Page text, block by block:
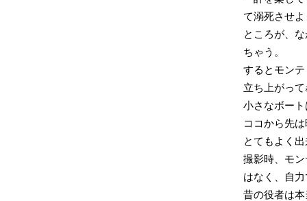
て溺死させ
ところが、
ちゃう。
するとモン
立ち上がっ
小さなボー
ココから先
とてもよく
撮影時、モ
はなく、自
昔の役者は